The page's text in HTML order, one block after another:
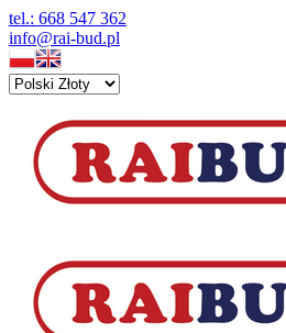
tel.: 668 547 362
info@rai-bud.pl